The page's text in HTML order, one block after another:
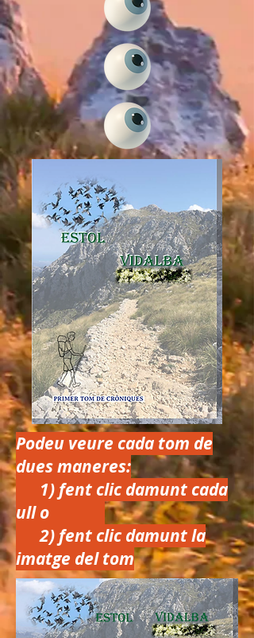
Podeu veure cada tom de
dues maneres:
1) fent clic damunt cada
ull o
2) fent clic damunt la
imatge del tom